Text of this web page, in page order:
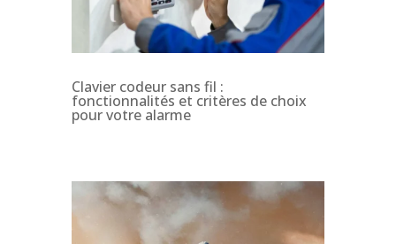
Clavier codeur sans fil :
fonctionnalités et critères de choix
pour votre alarme